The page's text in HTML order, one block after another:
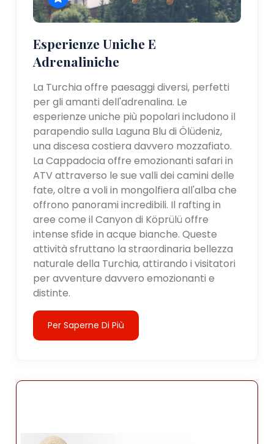
Esperienze Uniche E
Adrenaliniche
La Turchia offre paesaggi diversi, perfetti
per gli amanti dell'adrenalina. Le
esperienze uniche più popolari includono il
parapendio sulla Laguna Blu di Ölüdeniz,
una discesa costiera davvero mozzafiato.
La Cappadocia offre emozionanti safari in
ATV attraverso le sue valli dei camini delle
fate, oltre a voli in mongolfiera all'alba che
offrono panorami incredibili. Il rafting in
aree come il Canyon di Köprülü offre
intense sfide in acque bianche. Queste
attività sfruttano la straordinaria bellezza
naturale della Turchia, attirando i visitatori
per avventure davvero emozionanti e
distinte.
Per Saperne Di Più